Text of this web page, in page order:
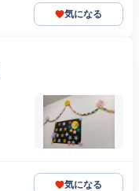
気になる
気になる